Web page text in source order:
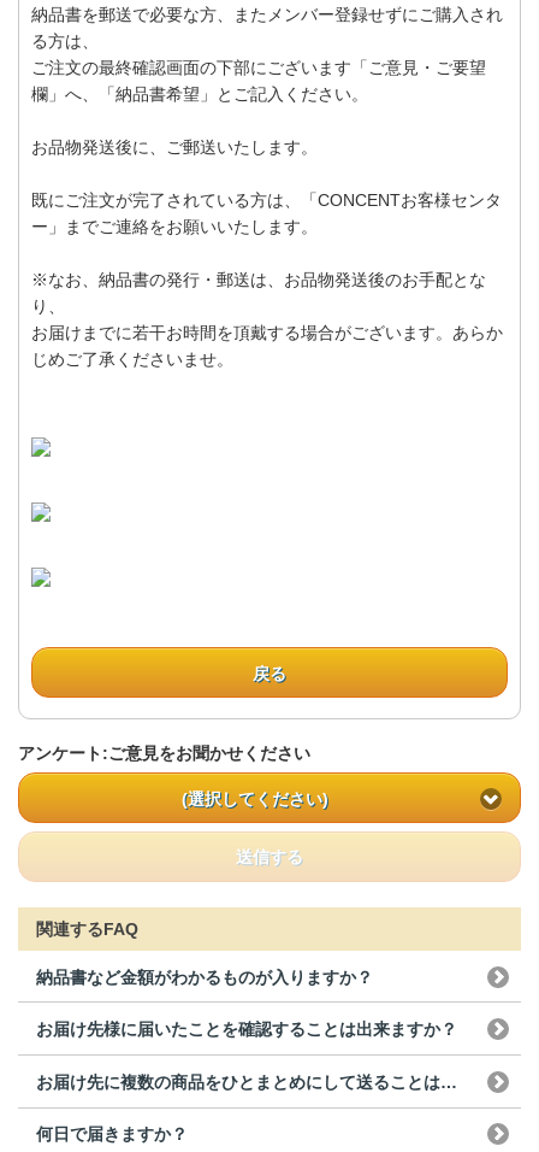
納品書を郵送で必要な方、またメンバー登録せずにご購入され
る方は、
ご注文の最終確認画面の下部にございます「ご意見・ご要望
欄」へ、「納品書希望」とご記入ください。
お品物発送後に、ご郵送いたします。
既にご注文が完了されている方は、「CONCENTお客様センタ
ー」までご連絡をお願いいたします。
※なお、納品書の発行・郵送は、お品物発送後のお手配とな
り、
お届けまでに若干お時間を頂戴する場合がございます。あらか
じめご了承くださいませ。
戻る
アンケート:ご意見をお聞かせください
(選択してください)
送信する
関連するFAQ
納品書など金額がわかるものが入りますか？
お届け先様に届いたことを確認することは出来ますか？
お届け先に複数の商品をひとまとめにして送ることは出来ますか？
何日で届きますか？